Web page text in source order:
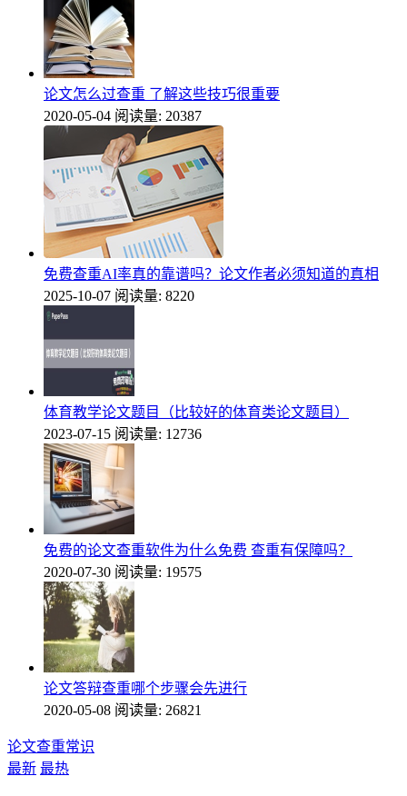
论文怎么过查重 了解这些技巧很重要
2020-05-04 阅读量: 20387
免费查重AI率真的靠谱吗？论文作者必须知道的真相
2025-10-07 阅读量: 8220
体育教学论文题目（比较好的体育类论文题目）
2023-07-15 阅读量: 12736
免费的论文查重软件为什么免费 查重有保障吗？
2020-07-30 阅读量: 19575
论文答辩查重哪个步骤会先进行
2020-05-08 阅读量: 26821
论文查重常识
最新 最热